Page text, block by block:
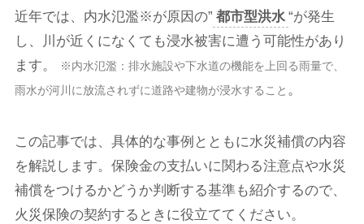
近年では、内水氾濫※が原因の” 都市型洪水 “が発生
し、川が近くになくても浸水被害に遭う可能性があり
ます。
※内水氾濫：排水施設や下水道の機能を上回る雨量で、
雨水が河川に放流されずに道路や建物が浸水すること 。
この記事では、具体的な事例とともに水災補償の内容
を解説します。保険金の支払いに関わる注意点や水災
補償をつけるかどうか判断する基準も紹介するので、
火災保険の契約するときに役立ててください。